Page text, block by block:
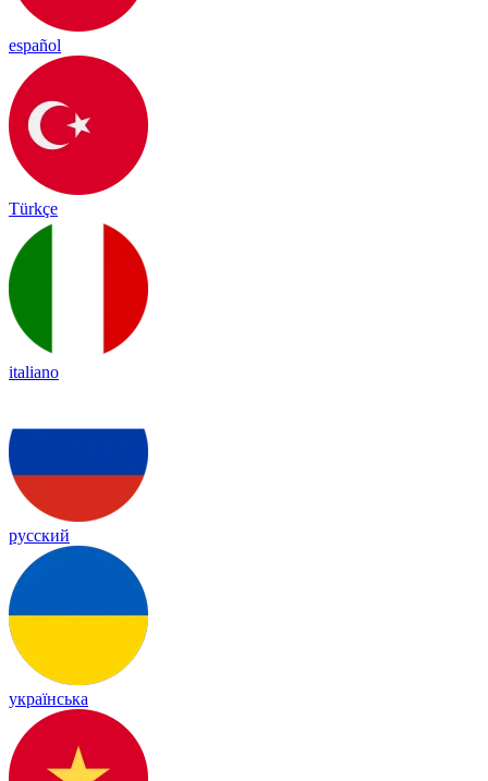
español
Türkçe
italiano
русский
українська